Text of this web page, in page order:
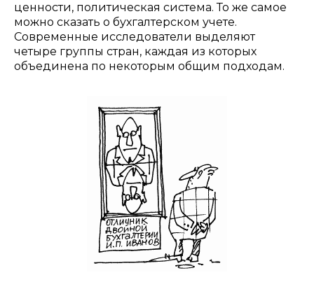
ценности, политическая система. То же самое
можно сказать о бухгалтерском учете.
Современные исследователи выделяют
четыре группы стран, каждая из которых
объединена по некоторым общим подходам.